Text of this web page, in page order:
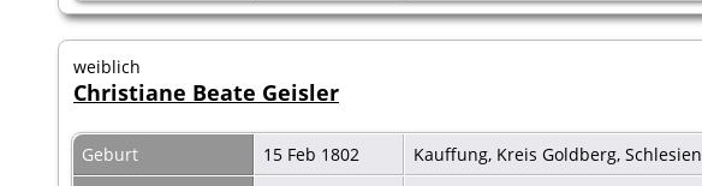
weiblich
Christiane Beate Geisler
Geburt 15 Feb 1802
Kauffung, Kreis Goldberg, Schlesien